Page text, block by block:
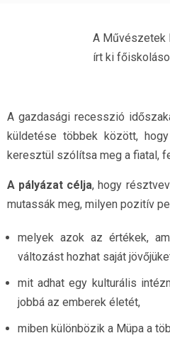
A Művészetek
írt ki
A gazdasági recesszió
küldetése többek között,
keresztül szólítsa meg a fiatal,
A pályázat célja, hogy
mutassák meg, milyen pozitív
melyek azok az értékek,
változást hozhat saját
mit adhat egy kulturális
jobbá az emberek életét,
miben különbözik a Müpa a